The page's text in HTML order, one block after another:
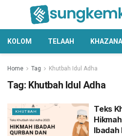
KOLOM TELAAH
Home Tag Khutbah Idul Adha
Tag: Khutbah Idul Adha
KHUTBAH
Teks
Ibadah